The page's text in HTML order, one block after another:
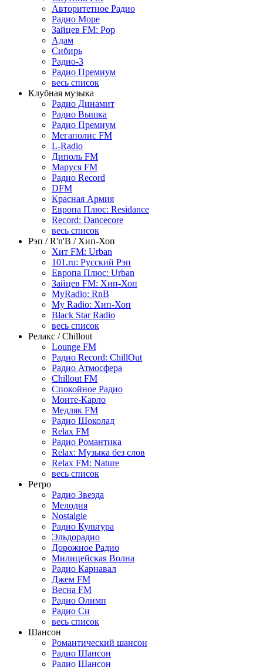
Авторитетное Радио
Радио Море
Зайцев FM: Pop
Адам
Сибирь
Радио-3
Радио Премиум
весь список
Клубная музыка
Радио Динамит
Радио Вышка
Радио Премиум
Мегаполис FM
L-Radio
Диполь FM
Маруся FM
Радио Record
DFM
Красная Армия
Европа Плюс: Residance
Record: Dancecore
весь список
Рэп / R'n'B / Хип-Хоп
Хит FM: Urban
101.ru: Русский Рэп
Европа Плюс: Urban
Зайцев FM: Хип-Хоп
MyRadio: RnB
My Radio: Хип-Хоп
Black Star Radio
весь список
Релакс / Chillout
Lounge FM
Радио Record: ChillOut
Радио Атмосфера
Chillout FM
Спокойное Радио
Монте-Карло
Медляк FM
Радио Шоколад
Relax FM
Радио Романтика
Relax: Музыка без слов
Relax FM: Nature
весь список
Ретро
Радио Звезда
Мелодия
Nostalgie
Радио Культура
Эльдорадио
Дорожное Радио
Милицейская Волна
Радио Карнавал
Джем FM
Весна FM
Радио Олимп
Радио Си
весь список
Шансон
Романтический шансон
Радио Шансон
Радио Шансон